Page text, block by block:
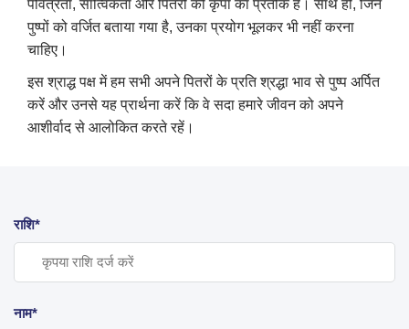
पवित्रता, सात्विकता और पितरों की कृपा का प्रतीक हैं। साथ ही, जिन
पुष्पों को वर्जित बताया गया है, उनका प्रयोग भूलकर भी नहीं करना
चाहिए।
इस श्राद्ध पक्ष में हम सभी अपने पितरों के प्रति श्रद्धा भाव से पुष्प अर्पित
करें और उनसे यह प्रार्थना करें कि वे सदा हमारे जीवन को अपने
आशीर्वाद से आलोकित करते रहें।
राशि*
नाम*